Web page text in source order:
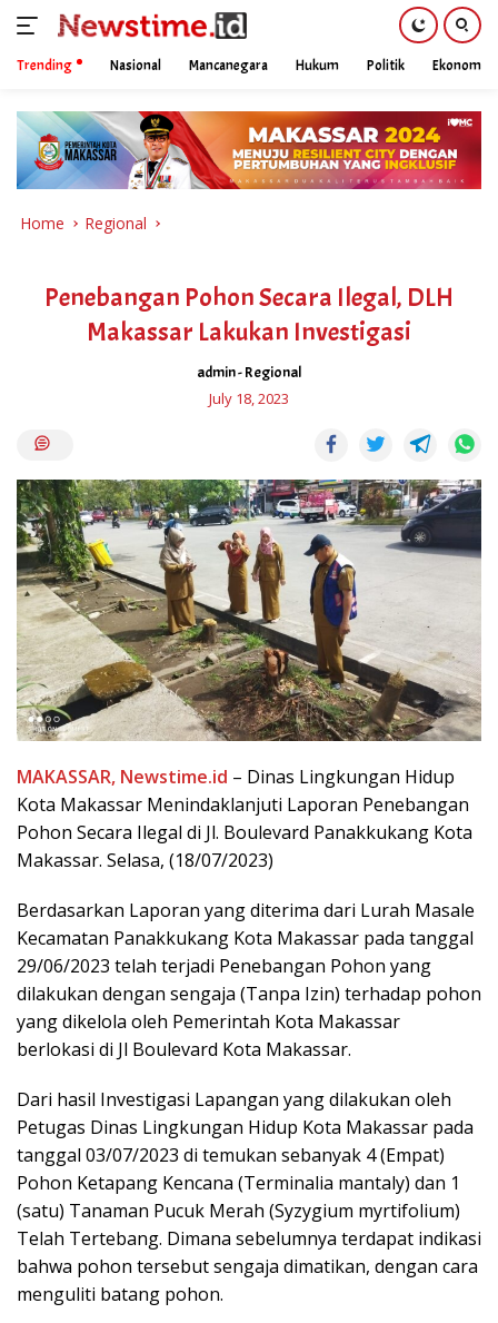
content
Trending Nasional Mancanegara Hukum Politik Ekonomi
Home Regional
Penebangan Pohon Secara Ilegal, DLH
Makassar Lakukan Investigasi
admin-Regional
July 18, 2023
MAKASSAR, Newstime.id – Dinas Lingkungan Hidup
Kota Makassar Menindaklanjuti Laporan Penebangan
Pohon Secara Ilegal di Jl. Boulevard Panakkukang Kota
Makassar. Selasa, (18/07/2023)
Berdasarkan Laporan yang diterima dari Lurah Masale
Kecamatan Panakkukang Kota Makassar pada tanggal
29/06/2023 telah terjadi Penebangan Pohon yang
dilakukan dengan sengaja (Tanpa Izin) terhadap pohon
yang dikelola oleh Pemerintah Kota Makassar
berlokasi di Jl Boulevard Kota Makassar.
Dari hasil Investigasi Lapangan yang dilakukan oleh
Petugas Dinas Lingkungan Hidup Kota Makassar pada
tanggal 03/07/2023 di temukan sebanyak 4 (Empat)
Pohon Ketapang Kencana (Terminalia mantaly) dan 1
(satu) Tanaman Pucuk Merah (Syzygium myrtifolium)
Telah Tertebang. Dimana sebelumnya terdapat indikasi
bahwa pohon tersebut sengaja dimatikan, dengan cara
menguliti batang pohon.